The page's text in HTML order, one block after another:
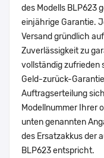
des Modells BLP623
einjährige Garantie.
Versand gründlich
Zuverlässigkeit zu
vollständig zufrieden
Geld-zurück-
Auftragserteilung
Modellnummer Ihrer
unten genannten
des Ersatzakkus der
BLP623 entspricht.